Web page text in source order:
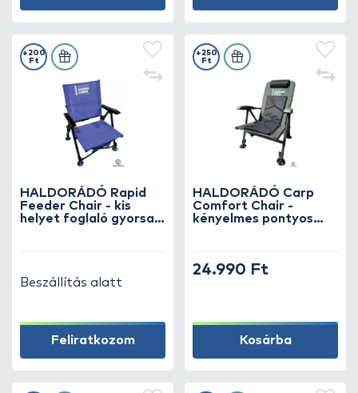
HALDORÁDÓ Rapid
Feeder Chair - kis
helyet foglaló gyorsan
+200
Ft
Beszállítás alatt
Feliratkozom
HALDORÁDÓ Carp
Comfort Chair -
kényelmes pontyos
+250
Ft
24.990 Ft
Kosárba